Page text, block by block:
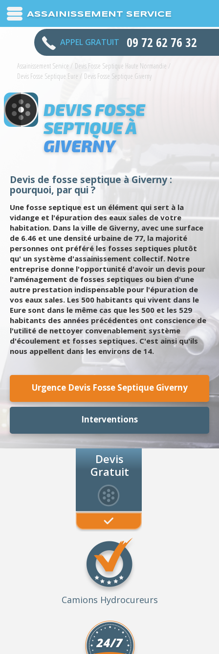
ASSAINISSEMENT SERVICE
APPEL GRATUIT 09 72 62 76 32
Assainissement Service / Devis Fosse Septique Haute Normandie /
Devis Fosse Septique Eure / Devis Fosse Septique Giverny
DEVIS FOSSE
SEPTIQUE À
GIVERNY
Devis de fosse septique à Giverny :
pourquoi, par qui ?
Une fosse septique est un élément qui sert à la
vidange et l'épuration des eaux sales de votre
habitation. Dans la ville de Giverny, avec une surface
de 6.46 et une densité urbaine de 77, la majorité
personnes ont préféré les fosses septiques plutôt
qu' un système d'assainissement collectif. Notre
entreprise donne l'opportunité d'avoir un devis pour
l'aménagement de fosses septiques ou bien d'une
autre prestation indispensable pour l'épuration de
vos eaux sales. Les 500 habitants qui vivent dans le
Eure sont dans le même cas que les 500 et les 529
habitants des années précédentes ont conscience de
l'utilité de nettoyer convenablement système
d'écoulement et fosses septiques. C'est ainsi qu'ils
nous appellent dans les environs de 14.
Urgence Devis Fosse Septique Giverny
Interventions
Devis
Gratuit
Camions Hydrocureurs